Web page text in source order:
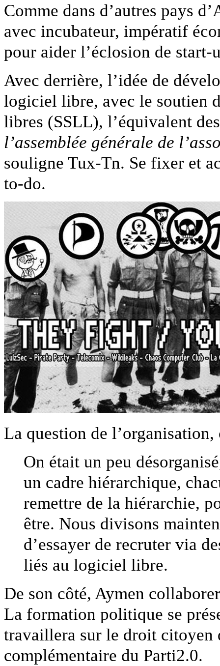
Comme dans d’autres pays
avec incubateur, impératif
pour aider l’éclosion de
Avec derrière, l’idée de
logiciel libre, avec le soutien
libres (SSLL), l’équivalent
l’assemblée générale de
souligne Tux-Tn. Se fixer et
to-do.
La question de
On était un peu
un cadre hiérarchique,
remettre de la hiérarchie,
être. Nous divisons
d’essayer de recruter via
liés au logiciel libre.
De son côté, Aymen
La formation politique se
travaillera sur le droit citoyen
complémentaire du Parti2.0.